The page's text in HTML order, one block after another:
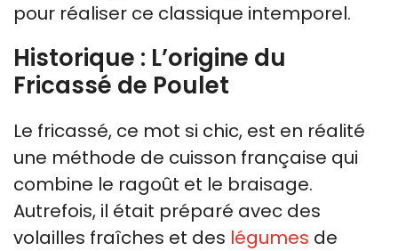
pour réaliser ce classique intemporel.
Historique : L’origine du
Fricassé de Poulet
Le fricassé, ce mot si chic, est en réalité
une méthode de cuisson française qui
combine le ragoût et le braisage.
Autrefois, il était préparé avec des
volailles fraîches et des légumes de